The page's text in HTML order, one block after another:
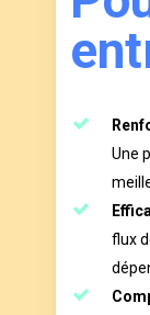
ent
Une
flux